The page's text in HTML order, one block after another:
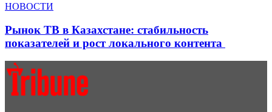
НОВОСТИ
Рынок ТВ в Казахстане: стабильность
показателей и рост локального контента